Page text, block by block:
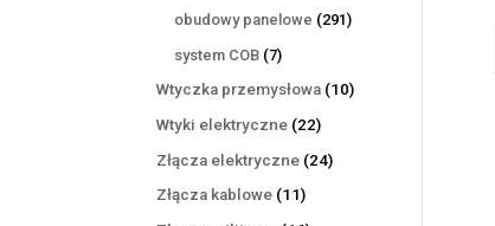
produkty
obudowy panelowe 291291
system COB 77
produktów
Wtyczka przemysłowa 1010
Wtyki elektryczne 2222
produkty
Złącza elektryczne 2424
Złącza kablowe 1111
produktów